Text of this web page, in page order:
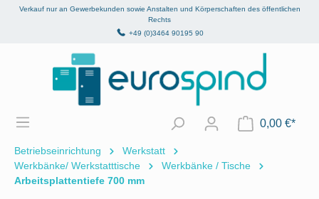
springen
Verkauf nur an Gewerbekunden sowie Anstalten und Körperschaften des öffentlichen
Rechts
+49 (0)3464 90195 90
0,00 €*
Betriebseinrichtung
Werkstatt
Werkbänke/ Werkstatttische
Werkbänke / Tische
Arbeitsplattentiefe 700 mm